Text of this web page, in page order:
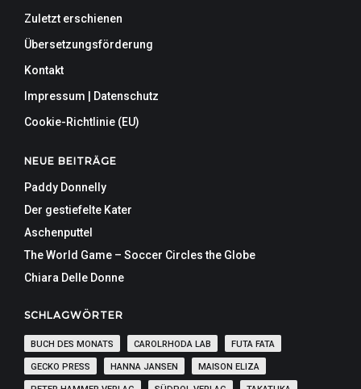
Zuletzt erschienen
Übersetzungsförderung
Kontakt
Impressum | Datenschutz
Cookie-Richtlinie (EU)
NEUE BEITRÄGE
Paddy Donnelly
Der gestiefelte Kater
Aschenputtel
The World Game – Soccer Circles the Globe
Chiara Delle Donne
SCHLAGWÖRTER
BUCH DES MONATS CAROLRHODA LAB FUTA FATA
GECKO PRESS HANNA JANSEN MAISON ELIZA